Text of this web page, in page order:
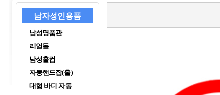
남자성인용품
남성명품관
리얼돌
남성홀컵
자동핸드잡(홀)
대형 바디 자동